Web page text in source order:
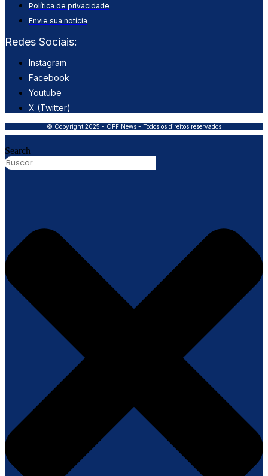
Política de privacidade
Envie sua notícia
Redes Sociais:
Instagram
Facebook
Youtube
X (Twitter)
© Copyright 2025 - OFF News - Todos os direitos reservados
Search